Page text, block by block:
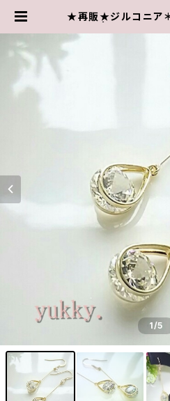
★再販★ジルコニア
1/5